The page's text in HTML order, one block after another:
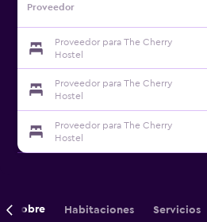
Proveedor
Proveedor para The Cherry
Hostel
Proveedor para The Cherry
Hostel
Proveedor para The Cherry
Hostel
Sobre Habitaciones Servicios